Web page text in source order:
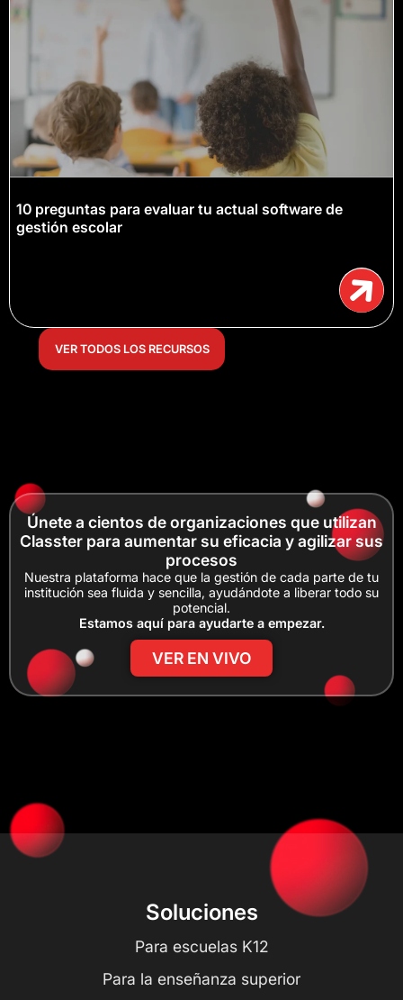
10 preguntas para evaluar tu actual software de
gestión escolar
VER TODOS LOS RECURSOS
Únete a cientos de organizaciones que utilizan
Classter para aumentar su eficacia y agilizar sus
procesos
Nuestra plataforma hace que la gestión de cada parte de tu
institución sea fluida y sencilla, ayudándote a liberar todo su
potencial.
Estamos aquí para ayudarte a empezar.
VER EN VIVO
Soluciones
Para escuelas K12
Para la enseñanza superior